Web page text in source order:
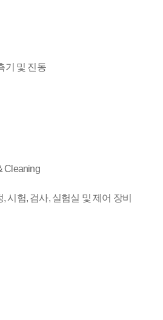
기 및 진동
Cleaning
시험, 검사, 실험실 및 제어 장비